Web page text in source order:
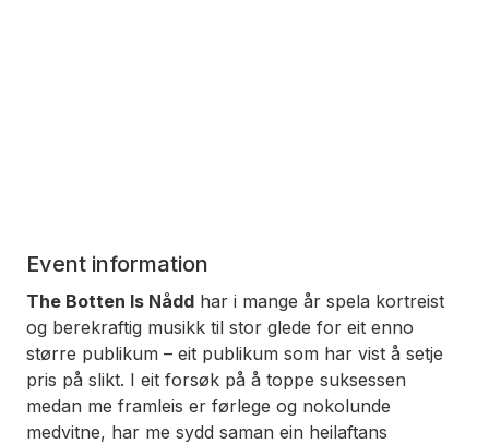
Event information
The Botten Is Nådd har i mange år spela kortreist
og berekraftig musikk til stor glede for eit enno
større publikum – eit publikum som har vist å setje
pris på slikt. I eit forsøk på å toppe suksessen
medan me framleis er førlege og nokolunde
medvitne, har me sydd saman ein heilaftans